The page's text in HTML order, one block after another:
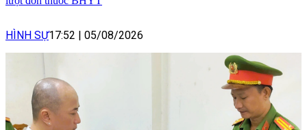
HÌNH SỰ17:52 | 05/08/2026